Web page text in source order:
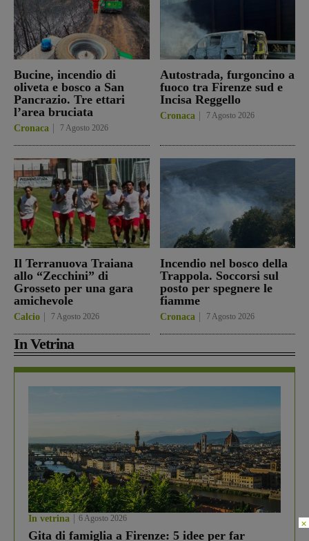
Bucine, incendio di
oliveta e bosco a San
Pancrazio. Tre ettari
l’area bruciata
Cronaca 7 Agosto 2026
Autostrada, furgoncino a
fuoco tra Firenze sud e
Incisa Reggello
Cronaca 7 Agosto 2026
Il Terranuova Traiana
allo “Zecchini” di
Grosseto per una gara
amichevole
Calcio 7 Agosto 2026
Incendio nel bosco della
Trappola. Soccorsi sul
posto per spegnere le
fiamme
Cronaca 7 Agosto 2026
In Vetrina
In vetrina 6 Agosto 2026
Gita di famiglia a Firenze: 5 idee per far
×